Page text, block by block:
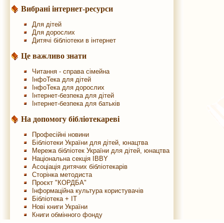
Вибрані інтернет-ресурси
Для дітей
Для дорослих
Дитячі бібліотеки в інтернет
Це важливо знати
Читання - справа сімейна
ІнфоТека для дітей
ІнфоТека для дорослих
Інтернет-безпека для дітей
Інтернет-безпека для батьків
На допомогу бібліотекареві
Професійні новини
Бібліотеки України для дітей, юнацтва
Мережа бібліотек України для дітей, юнацтва
Національна секція IBBY
Асоціація дитячих бібліотекарів
Сторінка методиста
Проєкт "КОРДБА"
Інформаційна культура користувачів
Бібліотека + IT
Нові книги України
Книги обмінного фонду